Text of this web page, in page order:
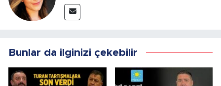
Bunlar da ilginizi çekebilir